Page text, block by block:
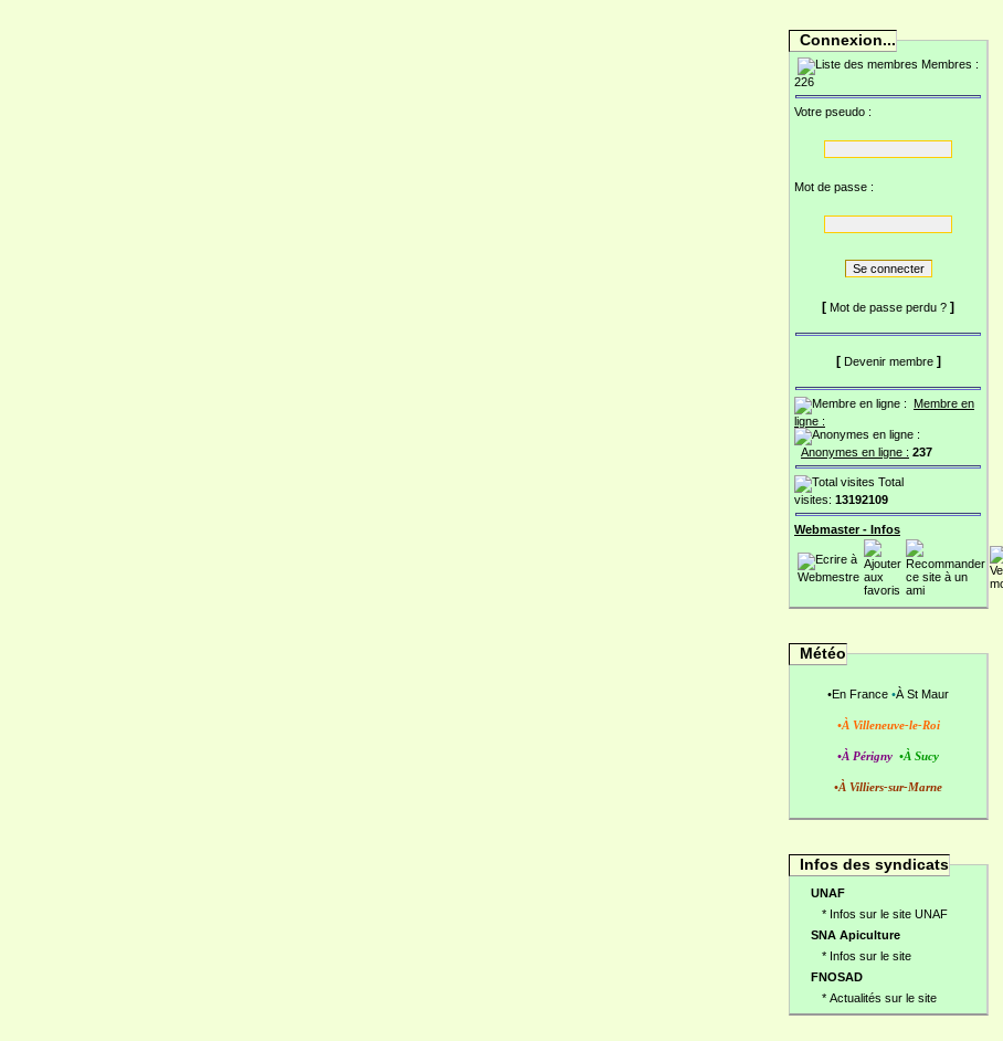
Connexion...
Membres :
226
Votre pseudo :
Mot de passe :
[ Mot de passe perdu ? ]
[ Devenir membre]
Membre en
ligne :
Anonymes en ligne : 237
Total
visites: 13192109
Webmaster - Infos
Météo
•En France •À St Maur
•À Villeneuve-le-Roi
•À Périgny •À Sucy
•À Villiers-sur-Marne
Infos des syndicats
UNAF
* Infos sur le site UNAF
SNA Apiculture
* Infos sur le site
FNOSAD
* Actualités sur le site